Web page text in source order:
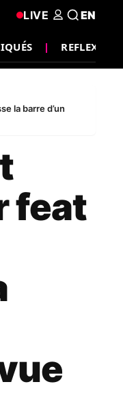
REFLEXION
LIVE EN
la barre d’un
feat